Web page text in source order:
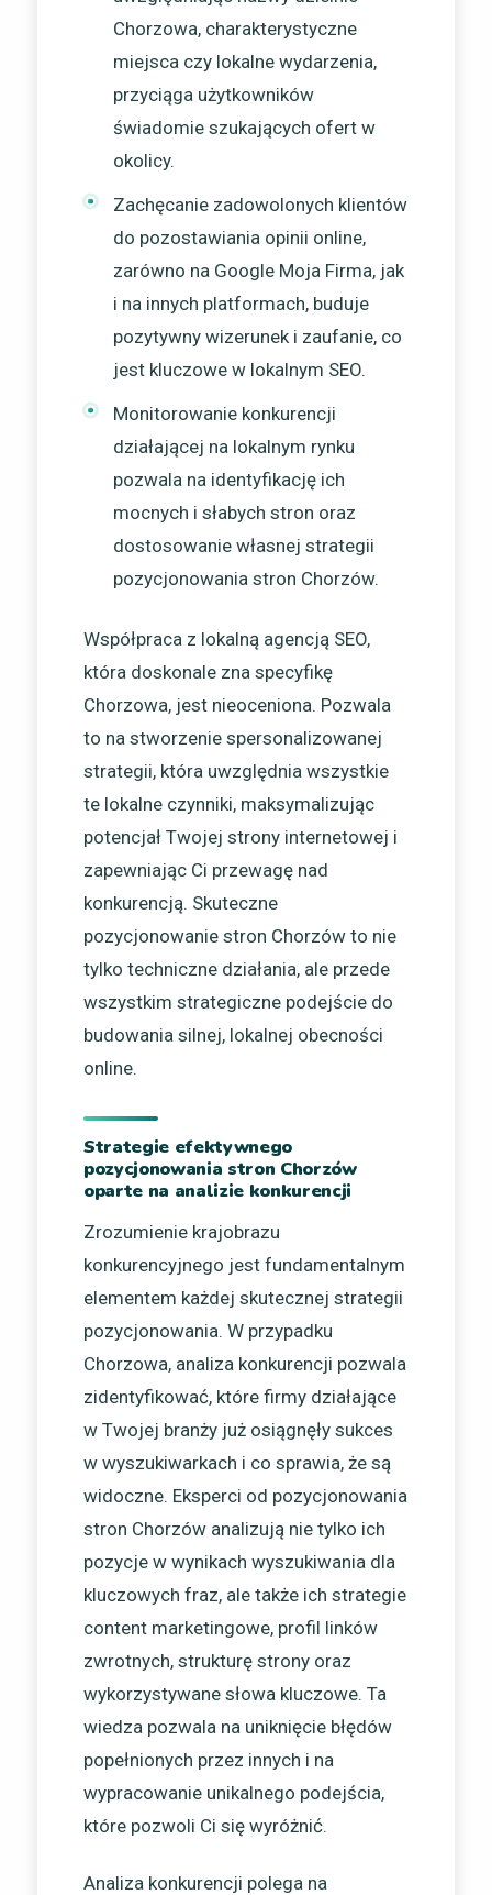
Chorzowa, charakterystyczne
miejsca czy lokalne wydarzenia,
przyciąga użytkowników
świadomie szukających ofert w
okolicy.
Zachęcanie zadowolonych klientów
do pozostawiania opinii online,
zarówno na Google Moja Firma, jak
i na innych platformach, buduje
pozytywny wizerunek i zaufanie, co
jest kluczowe w lokalnym SEO.
Monitorowanie konkurencji
działającej na lokalnym rynku
pozwala na identyfikację ich
mocnych i słabych stron oraz
dostosowanie własnej strategii
pozycjonowania stron Chorzów.
Współpraca z lokalną agencją SEO,
która doskonale zna specyfikę
Chorzowa, jest nieoceniona. Pozwala
to na stworzenie spersonalizowanej
strategii, która uwzględnia wszystkie
te lokalne czynniki, maksymalizując
potencjał Twojej strony internetowej i
zapewniając Ci przewagę nad
konkurencją. Skuteczne
pozycjonowanie stron Chorzów to nie
tylko techniczne działania, ale przede
wszystkim strategiczne podejście do
budowania silnej, lokalnej obecności
online.
Strategie efektywnego
pozycjonowania stron Chorzów
oparte na analizie konkurencji
Zrozumienie krajobrazu
konkurencyjnego jest fundamentalnym
elementem każdej skutecznej strategii
pozycjonowania. W przypadku
Chorzowa, analiza konkurencji pozwala
zidentyfikować, które firmy działające
w Twojej branży już osiągnęły sukces
w wyszukiwarkach i co sprawia, że są
widoczne. Eksperci od pozycjonowania
stron Chorzów analizują nie tylko ich
pozycje w wynikach wyszukiwania dla
kluczowych fraz, ale także ich strategie
content marketingowe, profil linków
zwrotnych, strukturę strony oraz
wykorzystywane słowa kluczowe. Ta
wiedza pozwala na uniknięcie błędów
popełnionych przez innych i na
wypracowanie unikalnego podejścia,
które pozwoli Ci się wyróżnić.
Analiza konkurencji polega na